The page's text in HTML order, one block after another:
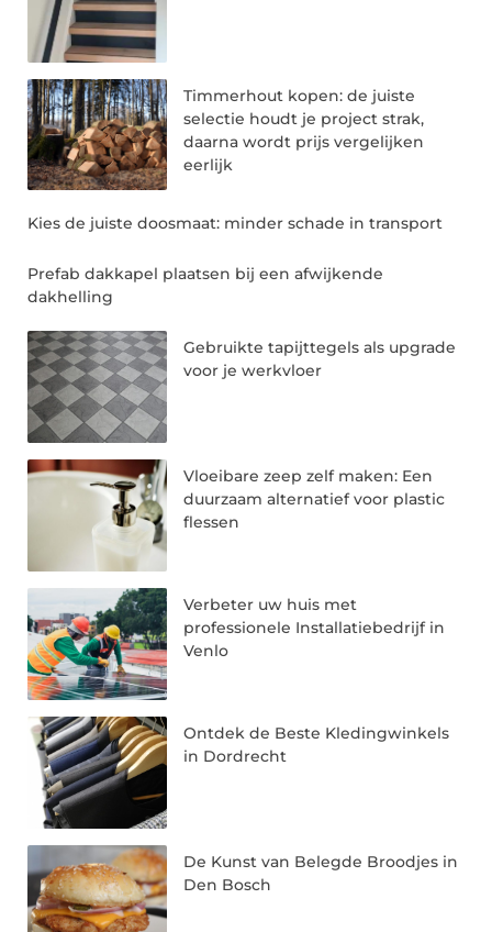
Timmerhout kopen: de juiste
selectie houdt je project strak,
daarna wordt prijs vergelijken
eerlijk
Kies de juiste doosmaat: minder schade in transport
Prefab dakkapel plaatsen bij een afwijkende
dakhelling
Gebruikte tapijttegels als upgrade
voor je werkvloer
Vloeibare zeep zelf maken: Een
duurzaam alternatief voor plastic
flessen
Verbeter uw huis met
professionele Installatiebedrijf in
Venlo
Ontdek de Beste Kledingwinkels
in Dordrecht
De Kunst van Belegde Broodjes in
Den Bosch